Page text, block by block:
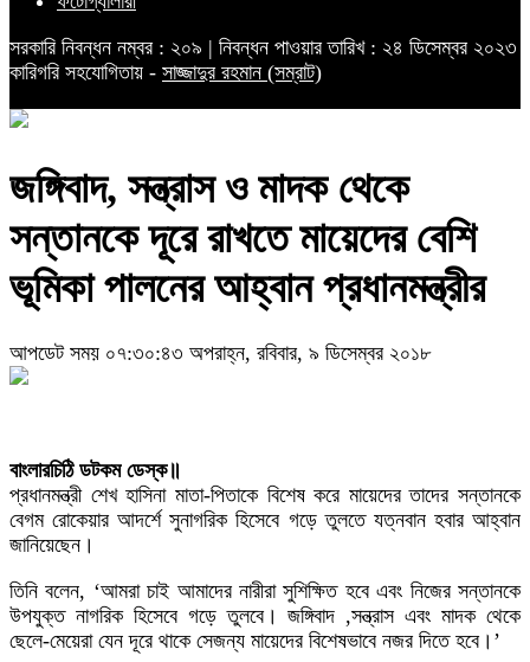
সরকারি নিবন্ধন নম্বর : ২০৯ | নিবন্ধন পাওয়ার তারিখ : ২৪ ডিসেম্বর ২০২৩
কারিগরি সহযোগিতায় - সাজ্জাদুর রহমান (সম্রাট)
জঙ্গিবাদ, সন্ত্রাস ও মাদক থেকে
সন্তানকে দূরে রাখতে মায়েদের বেশি
ভূমিকা পালনের আহ্বান প্রধানমন্ত্রীর
আপডেট সময় ০৭:৩০:৪৩ অপরাহ্ন, রবিবার, ৯ ডিসেম্বর ২০১৮
বাংলারচিঠি ডটকম ডেস্ক॥
প্রধানমন্ত্রী শেখ হাসিনা মাতা-পিতাকে বিশেষ করে মায়েদের তাদের সন্তানকে
বেগম রোকেয়ার আদর্শে সুনাগরিক হিসেবে গড়ে তুলতে যত্নবান হবার আহ্বান
জানিয়েছেন।
তিনি বলেন, ‘আমরা চাই আমাদের নারীরা সুশিক্ষিত হবে এবং নিজের সন্তানকে
উপযুক্ত নাগরিক হিসেবে গড়ে তুলবে। জঙ্গিবাদ ,সন্ত্রাস এবং মাদক থেকে
ছেলে-মেয়েরা যেন দূরে থাকে সেজন্য মায়েদের বিশেষভাবে নজর দিতে হবে।’